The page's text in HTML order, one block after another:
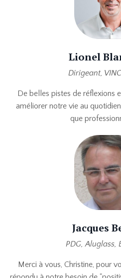
Lionel
Dirigeant,
De belles pistes de réflexions
améliorer notre vie au
que
Jacques
PDG, Aluglass,
Merci à vous, Christine, pour